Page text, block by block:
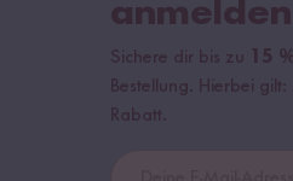
anmelden
Sichere dir bis zu 15
Bestellung. Hierbei
Rabatt.